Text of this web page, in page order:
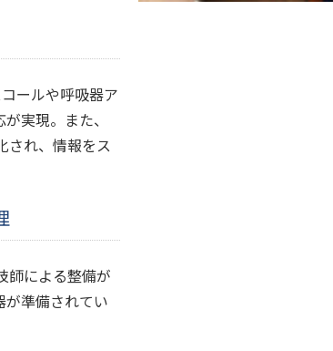
ールや呼吸器ア
実現。また、
され、情報をス
師による整備が
が準備されてい